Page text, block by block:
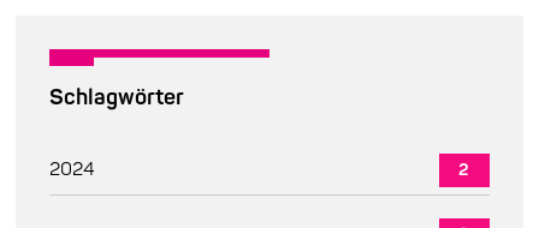
Schlagwörter
2024 2